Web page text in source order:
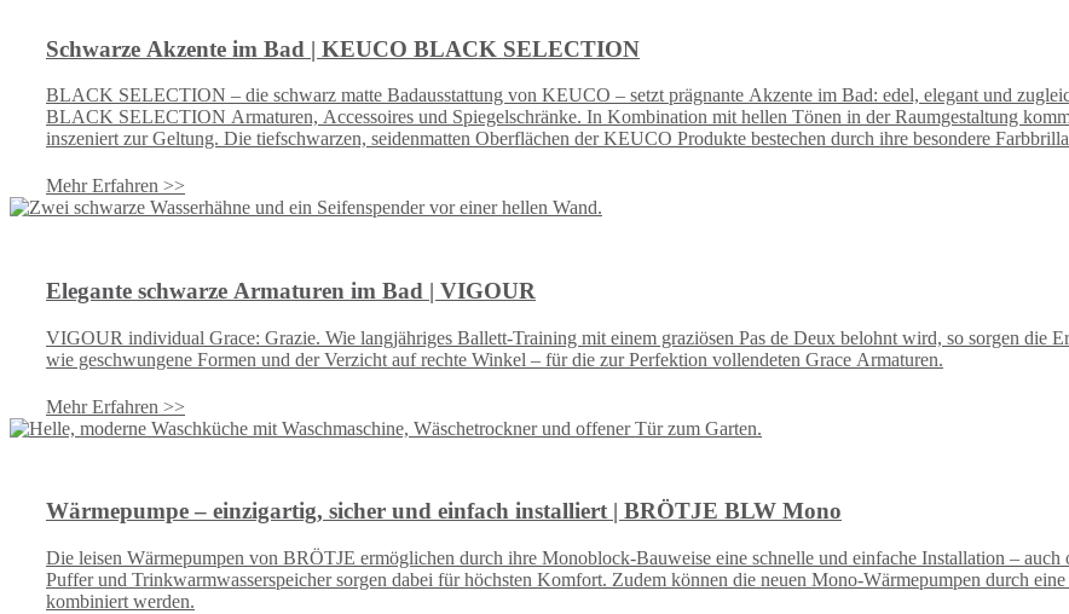
Schwarze Akzente im Bad | KEUCO BLACK SELECTION
BLACK SELECTION – die schwarz matte Badausstattung von KEUCO – setzt prägnante Akzente im Bad: edel, elegant und
BLACK SELECTION Armaturen, Accessoires und Spiegelschränke. In Kombination mit hellen Tönen in der Raumgestaltung
inszeniert zur Geltung. Die tiefschwarzen, seidenmatten Oberflächen der KEUCO Produkte bestechen durch ihre besondere
angenehm.
Mehr Erfahren >>
Elegante schwarze Armaturen im Bad | VIGOUR
VIGOUR individual Grace: Grazie. Wie langjähriges Ballett-Training mit einem graziösen Pas de Deux belohnt wird, so sorgen die
wie geschwungene Formen und der Verzicht auf rechte Winkel – für die zur Perfektion vollendeten Grace Armaturen.
Mehr Erfahren >>
Wärmepumpe – einzigartig, sicher und einfach installiert | BRÖTJE BLW Mono
Die leisen Wärmepumpen von BRÖTJE ermöglichen durch ihre Monoblock-Bauweise eine schnelle und einfache Installation –
Puffer und Trinkwarmwasserspeicher sorgen dabei für höchsten Komfort. Zudem können die neuen Mono-Wärmepumpen durch
kombiniert werden.